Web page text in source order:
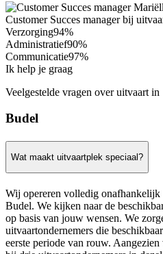
Customer Succes manager bij
Verzorging94%
Administratief90%
Communicatie97%
Ik help je graag
Veelgestelde vragen over uitvaart in
Budel
Wat maakt uitvaartplek speciaal?
Wij opereren volledig
Budel. We kijken naar de
op basis van jouw wensen. We
uitvaartondernemers die
eerste periode van rouw.